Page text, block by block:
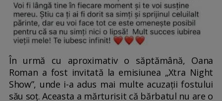
În urmă cu aproximativ o săptămână, Oana
Roman a fost invitată la emisiunea „Xtra Night
Show”, unde i-a adus mai multe acuzații fostului
său soț. Aceasta a mărturisit că bărbatul nu are o